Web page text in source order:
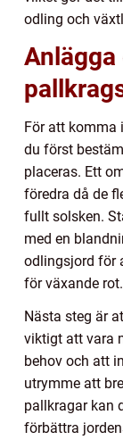
odling och
För att komma
du först
placeras. Ett
föredra då de
fullt solsken.
med en
odlingsjord för
för växande rot.
Nästa steg är
viktigt att vara
behov och att
utrymme att
pallkragar kan
förbättra